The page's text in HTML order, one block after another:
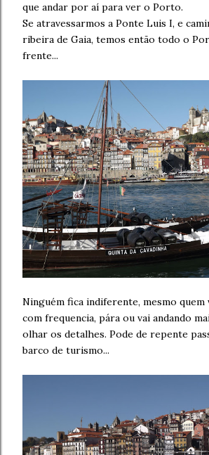
que andar por aí para ver o Porto.
Se atravessarmos a Ponte Luis I, e
ribeira de Gaia, temos então todo o
frente...
Ninguém fica indiferente, mesmo quem
com frequencia, pára ou vai andando
olhar os detalhes. Pode de repente
barco de turismo...